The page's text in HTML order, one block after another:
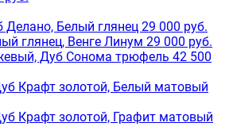
Белый глянец 29 000 руб.
глянец, Венге Линум 29 000 руб.
Дуб Сонома трюфель 42 500
Крафт золотой, Белый матовый
Крафт золотой, Графит матовый